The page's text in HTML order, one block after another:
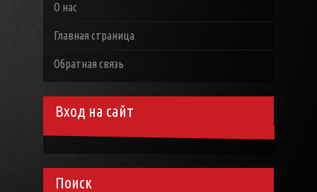
О нас
Главная страница
Обратная связь
Вход на сайт
Поиск